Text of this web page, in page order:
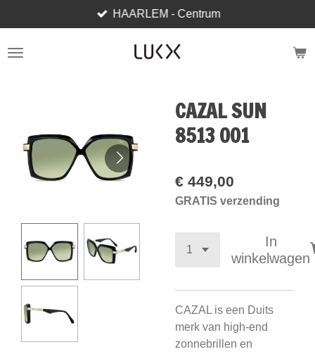
direct
naar
HAARLEM - Centrum
CAZAL SUN
8513 001
€ 449,00
GRATIS verzending
In
winkelwagen
CAZAL is een Duits
merk van high-end
zonnebrillen en